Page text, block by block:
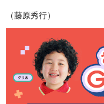
（藤原秀行）